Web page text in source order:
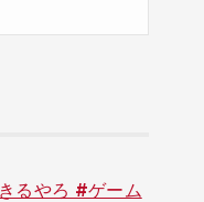
るやろ #ゲーム